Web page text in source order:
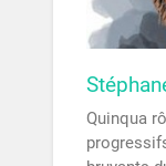
Quinqua